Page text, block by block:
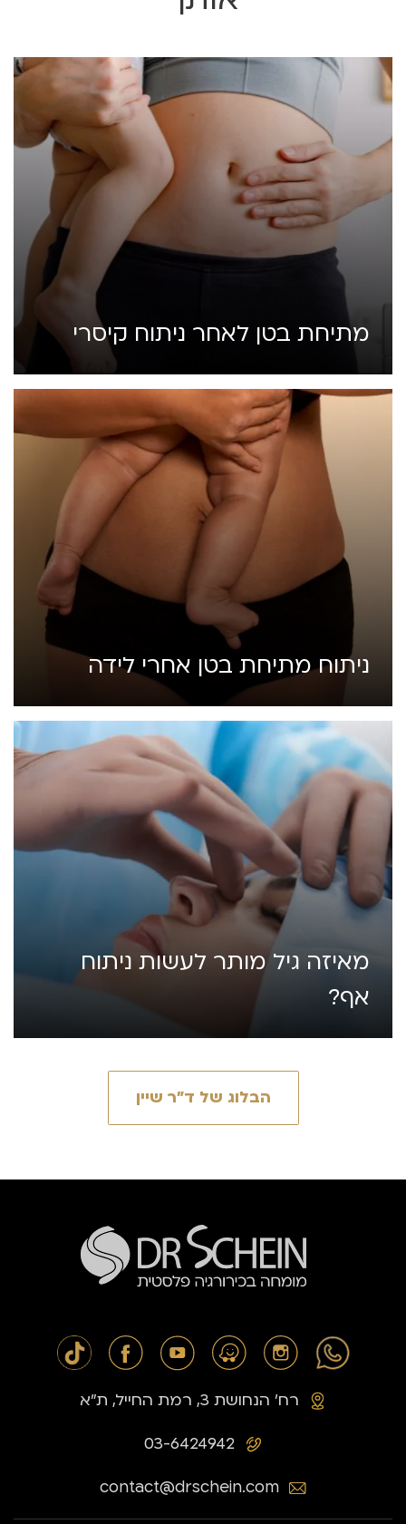
מתיחת בטן לאחר ניתוח קיסרי
ניתוח מתיחת בטן אחרי לידה
מאיזה גיל מותר לעשות ניתוח
אף?
הבלוג של ד״ר שיין
03-6424942
רח׳ הנחושת 3, רמת החייל, ת״א
contact@drschein.com